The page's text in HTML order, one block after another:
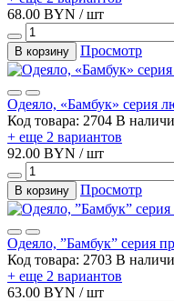
68.00 BYN / шт
В корзину Просмотр
Одеяло, «Бамбук» серия
Код товара: 2704 В
+ еще 2 вариантов
92.00 BYN / шт
В корзину Просмотр
Одеяло, ”Бамбук” серия
Код товара: 2703 В
+ еще 2 вариантов
63.00 BYN / шт